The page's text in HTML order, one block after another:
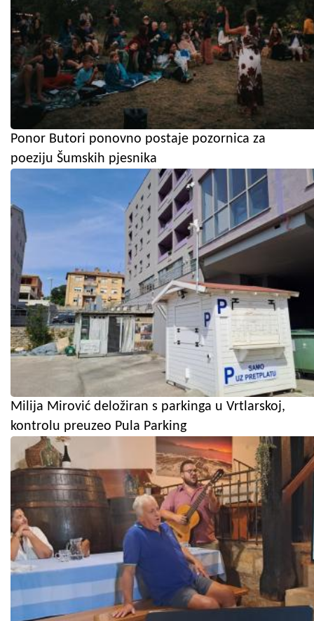
Ponor Butori ponovno postaje pozornica za
poeziju Šumskih pjesnika
Milija Mirović deložiran s parkinga u Vrtlarskoj,
kontrolu preuzeo Pula Parking